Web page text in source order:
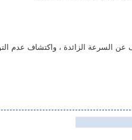
الزائدة ، واكتشاف عدم